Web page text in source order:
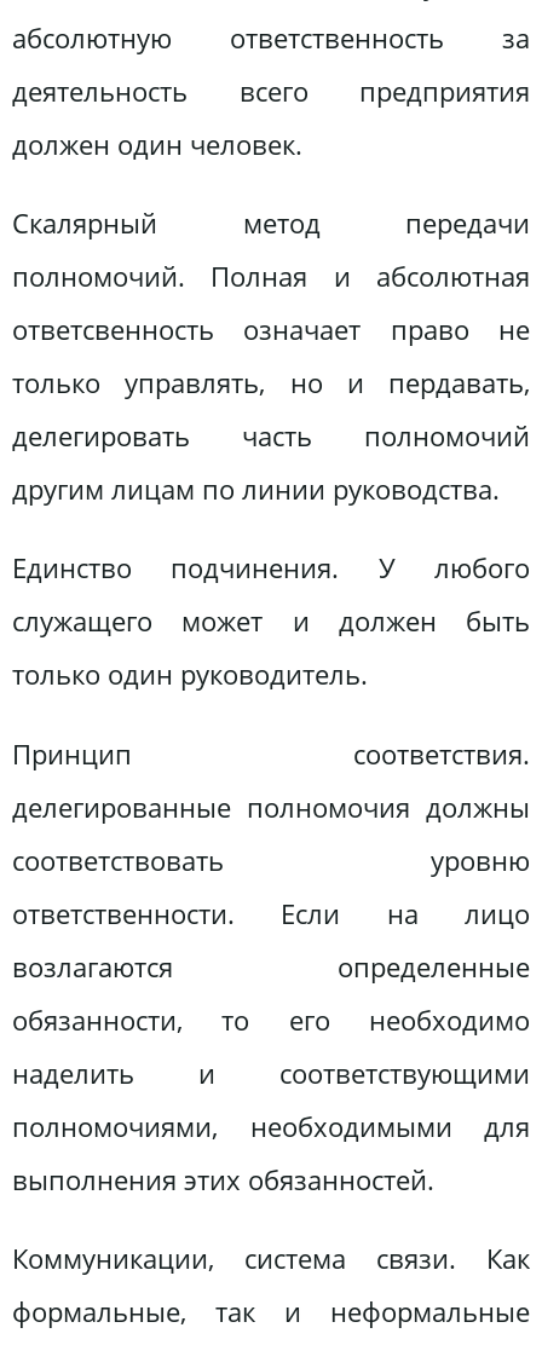
абсолютную ответственность за
деятельность всего предприятия
должен один человек.
Скалярный метод передачи
полномочий. Полная и абсолютная
ответсвенность означает право не
только управлять, но и пердавать,
делегировать часть полномочий
другим лицам по линии руководства.
Единство подчинения. У любого
служащего может и должен быть
только один руководитель.
Принцип соответствия.
делегированные полномочия должны
соответствовать уровню
ответственности. Если на лицо
возлагаются определенные
обязанности, то его необходимо
наделить и соответствующими
полномочиями, необходимыми для
выполнения этих обязанностей.
Коммуникации, система связи. Как
формальные, так и неформальные